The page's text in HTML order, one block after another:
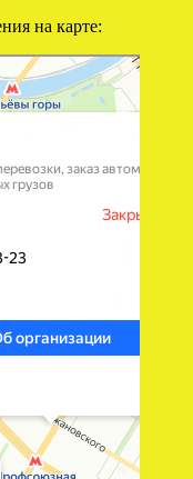
на карте: